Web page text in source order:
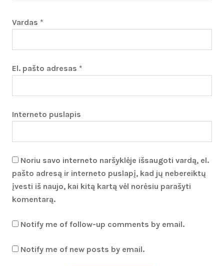
Vardas *
El. pašto adresas *
Interneto puslapis
Noriu savo interneto naršyklėje išsaugoti vardą, el.
pašto adresą ir interneto puslapį, kad jų nebereiktų
įvesti iš naujo, kai kitą kartą vėl norėsiu parašyti
komentarą.
Notify me of follow-up comments by email.
Notify me of new posts by email.